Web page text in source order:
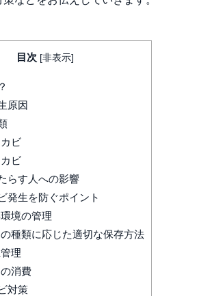
目次 [非表示]
原因
ビ
ビ
らす人への影響
発生を防ぐポイント
境の管理
種類に応じた適切な保存方法
理
消費
対策